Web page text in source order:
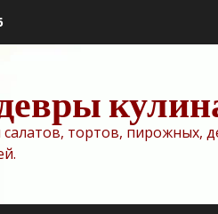
тортов, пирожных,